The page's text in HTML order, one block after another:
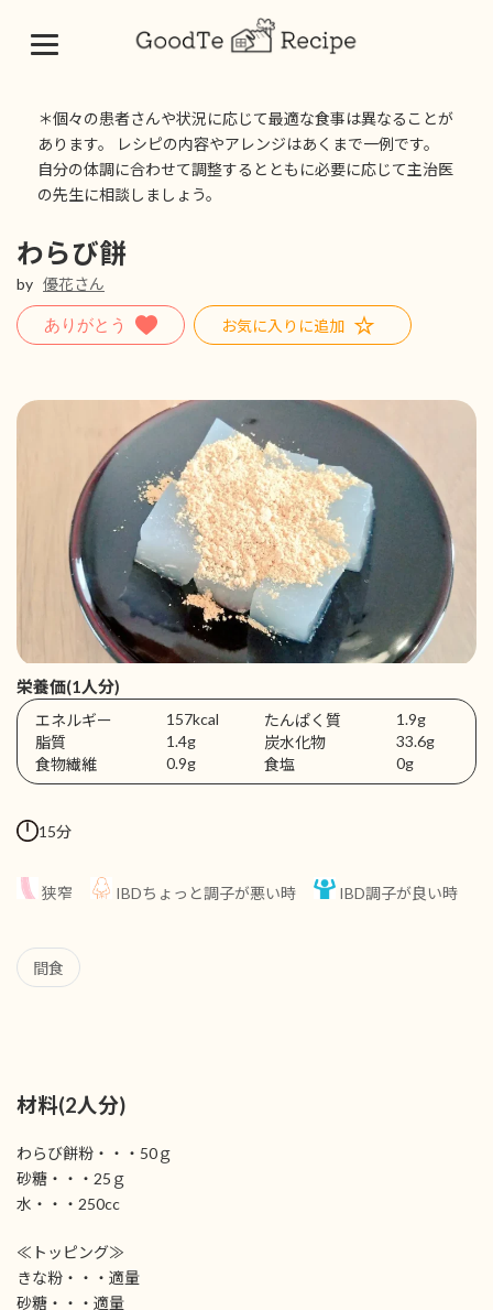
＊個々の患者さんや状況に応じて最適な食事は異なることが
あります。 レシピの内容やアレンジはあくまで一例です。
自分の体調に合わせて調整するとともに必要に応じて主治医
の先生に相談しましょう。
わらび餅
by 優花さん
お気に入りに追加
栄養価(1人分)
エネルギー 157kcal たんぱく質
1.9g
脂質
1.4g 炭水化物
33.6g
食物繊維
0.9g 食塩 0g
15分
狭窄 IBDちょっと調子が悪い時 IBD調子が良い時
間食
材料(2人分)
わらび餅粉・・・50ｇ
砂糖・・・25ｇ
水・・・250cc
≪トッピング≫
きな粉・・・適量
砂糖・・・適量